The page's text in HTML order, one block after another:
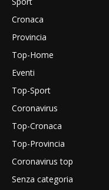
Cronaca
Provincia
Top-Home
Eventi
Top-Sport
Coronavirus
Top-Cronaca
Top-Provincia
Coronavirus top
Senza categoria